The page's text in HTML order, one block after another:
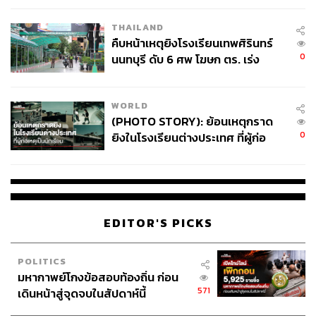
THAILAND
คืบหน้าเหตุยิงโรงเรียนเทพศิรินทร์
นนทบุรี ดับ 6 ศพ โฆษก ตร. เร่ง
0
WORLD
(PHOTO STORY): ย้อนเหตุกราด
ยิงในโรงเรียนต่างประเทศ ที่ผู้ก่อ
0
EDITOR'S PICKS
POLITICS
มหากาพย์โกงข้อสอบท้องถิ่น ก่อน
เดินหน้าสู่จุดจบในสัปดาห์นี้
571